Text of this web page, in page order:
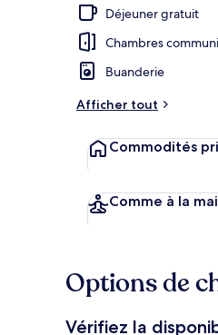
Déjeuner gratuit
Chambres
Buanderie
Afficher tout
Commodités
Comme à la
Options de
Vérifiez la